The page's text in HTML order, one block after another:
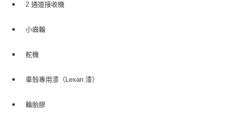
2 通道接收機
小齒輪
舵機
車殼專用漆（Lexan 漆）
輪胎膠